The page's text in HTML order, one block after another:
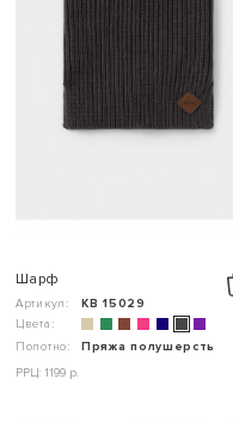
Шарф
Артикул:
КВ 15029
Цвета:
Полотно:
Пряжа полушерсть
РРЦ: 1199 р.